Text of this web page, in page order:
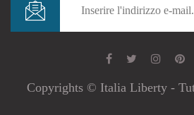
Copyrights © Italia Liberty -